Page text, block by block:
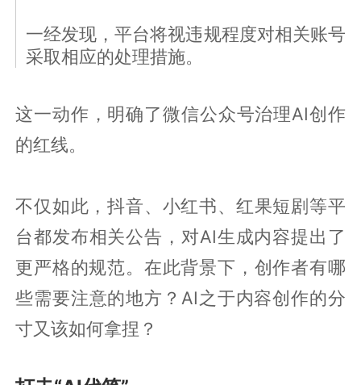
一经发现，平台将视违规程度对相关账号
采取相应的处理措施。
这一动作，明确了微信公众号治理AI创作
的红线。
不仅如此，抖音、小红书、红果短剧等平
台都发布相关公告，对AI生成内容提出了
更严格的规范。在此背景下，创作者有哪
些需要注意的地方？AI之于内容创作的分
寸又该如何拿捏？